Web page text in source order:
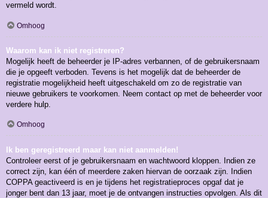
vermeld wordt.
Omhoog
Waarom kan ik niet registreren?
Mogelijk heeft de beheerder je IP-adres verbannen, of de gebruikersnaam
die je opgeeft verboden. Tevens is het mogelijk dat de beheerder de
registratie mogelijkheid heeft uitgeschakeld om zo de registratie van
nieuwe gebruikers te voorkomen. Neem contact op met de beheerder voor
verdere hulp.
Omhoog
Ik ben geregistreerd maar kan niet aanmelden!
Controleer eerst of je gebruikersnaam en wachtwoord kloppen. Indien ze
correct zijn, kan één of meerdere zaken hiervan de oorzaak zijn. Indien
COPPA geactiveerd is en je tijdens het registratieproces opgaf dat je
jonger bent dan 13 jaar, moet je de ontvangen instructies opvolgen. Als dit